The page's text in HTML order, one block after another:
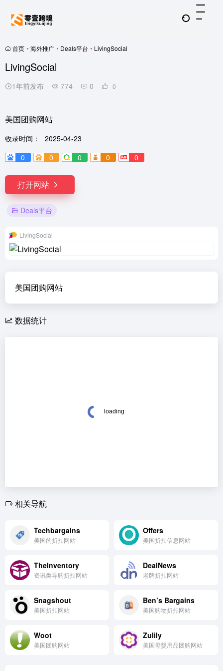
首页 • 海外推广 • Deals平台 • LivingSocial
LivingSocial
1年前发布 774 0 0
美国团购网站
收录时间：
2025-04-23
0
0 0 0 0
打开网站
Deals平台
LivingSocial
美国团购网站
数据统计
相关导航
Techbargains
美国的折扣网站
Offers
美国折扣信息网站
TheInventory
资讯类导购折扣网站
DealNews
老牌折扣网站
Snagshout
美国折扣网站
Ben’s Bargains
美国购物折扣网站
Woot
美国团购网站
Zulily
美国母婴用品团购网站